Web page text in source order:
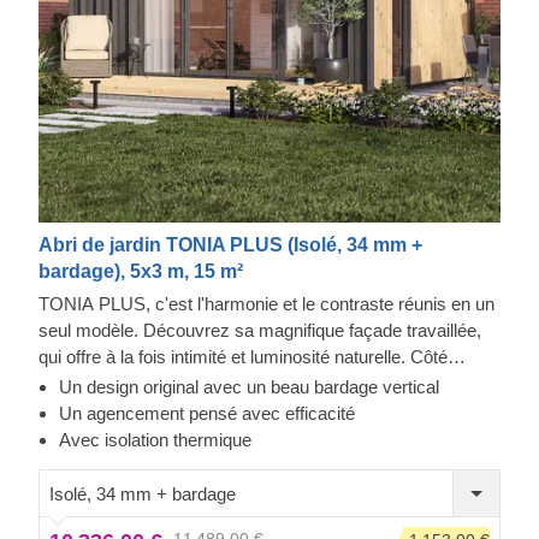
Abri de jardin TONIA PLUS (Isolé, 34 mm +
bardage), 5x3 m, 15 m²
TONIA PLUS, c'est l'harmonie et le contraste réunis en un
seul modèle. Découvrez sa magnifique façade travaillée,
qui offre à la fois intimité et luminosité naturelle. Côté
aménagement, deux espaces sont à disposition : un salon
avec coin repas, et une salle de bain pouvant accueillir une
douche. Cette construction moderne est à la fois
terrasse en option, vous aurez encore plus d'occasions
d'en profiter. N'hésitez pas !
Un design original avec un beau bardage vertical
Un agencement pensé avec efficacité
Avec isolation thermique
Isolé, 34 mm + bardage